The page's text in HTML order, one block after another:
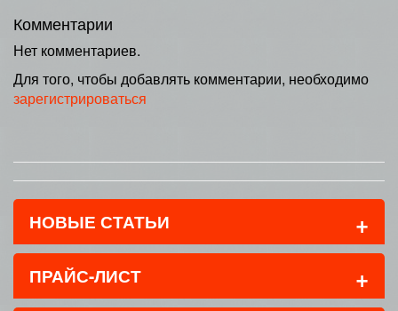
Комментарии
Нет комментариев.
Для того, чтобы добавлять комментарии, необходимо
зарегистрироваться
НОВЫЕ СТАТЬИ +
ПРАЙС-ЛИСТ +